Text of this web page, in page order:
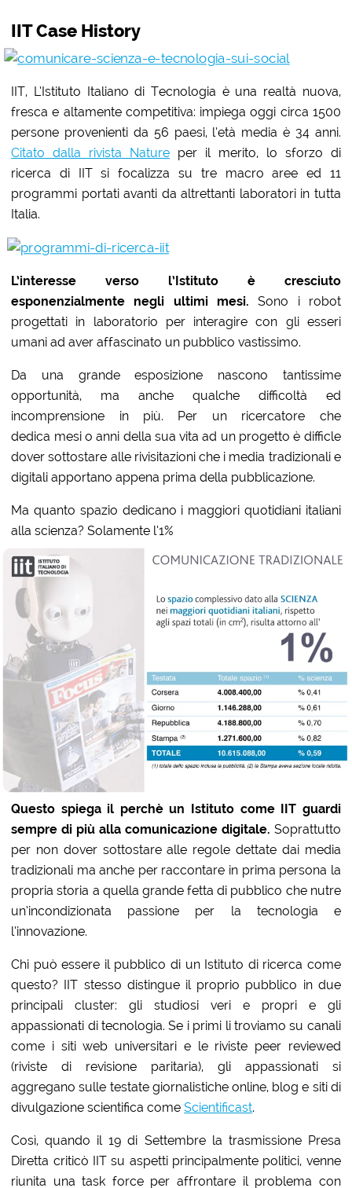
IIT Case History
IIT, L’Istituto Italiano di Tecnologia è una realtà nuova,
fresca e altamente competitiva: impiega oggi circa 1500
persone provenienti da 56 paesi, l’età media è 34 anni.
Citato dalla rivista Nature per il merito, lo sforzo di
ricerca di IIT si focalizza su tre macro aree ed 11
programmi portati avanti da altrettanti laboratori in tutta
Italia.
L’interesse verso l’Istituto è cresciuto
esponenzialmente negli ultimi mesi. Sono i robot
progettati in laboratorio per interagire con gli esseri
umani ad aver affascinato un pubblico vastissimo.
Da una grande esposizione nascono tantissime
opportunità, ma anche qualche difficoltà ed
incomprensione in più. Per un ricercatore che
dedica mesi o anni della sua vita ad un progetto è difficle
dover sottostare alle rivisitazioni che i media tradizionali e
digitali apportano appena prima della pubblicazione.
Ma quanto spazio dedicano i maggiori quotidiani italiani
alla scienza? Solamente l’1%
Questo spiega il perchè un Istituto come IIT guardi
sempre di più alla comunicazione digitale. Soprattutto
per non dover sottostare alle regole dettate dai media
tradizionali ma anche per raccontare in prima persona la
propria storia a quella grande fetta di pubblico che nutre
un’incondizionata passione per la tecnologia e
l’innovazione.
Chi può essere il pubblico di un Istituto di ricerca come
questo? IIT stesso distingue il proprio pubblico in due
principali cluster: gli studiosi veri e propri e gli
appassionati di tecnologia. Se i primi li troviamo su canali
come i siti web universitari e le riviste peer reviewed
(riviste di revisione paritaria), gli appassionati si
aggregano sulle testate giornalistiche online, blog e siti di
divulgazione scientifica comeScientificast.
Così, quando il 19 di Settembre la trasmissione Presa
Diretta criticò IIT su aspetti principalmente politici, venne
riunita una task force per affrontare il problema con